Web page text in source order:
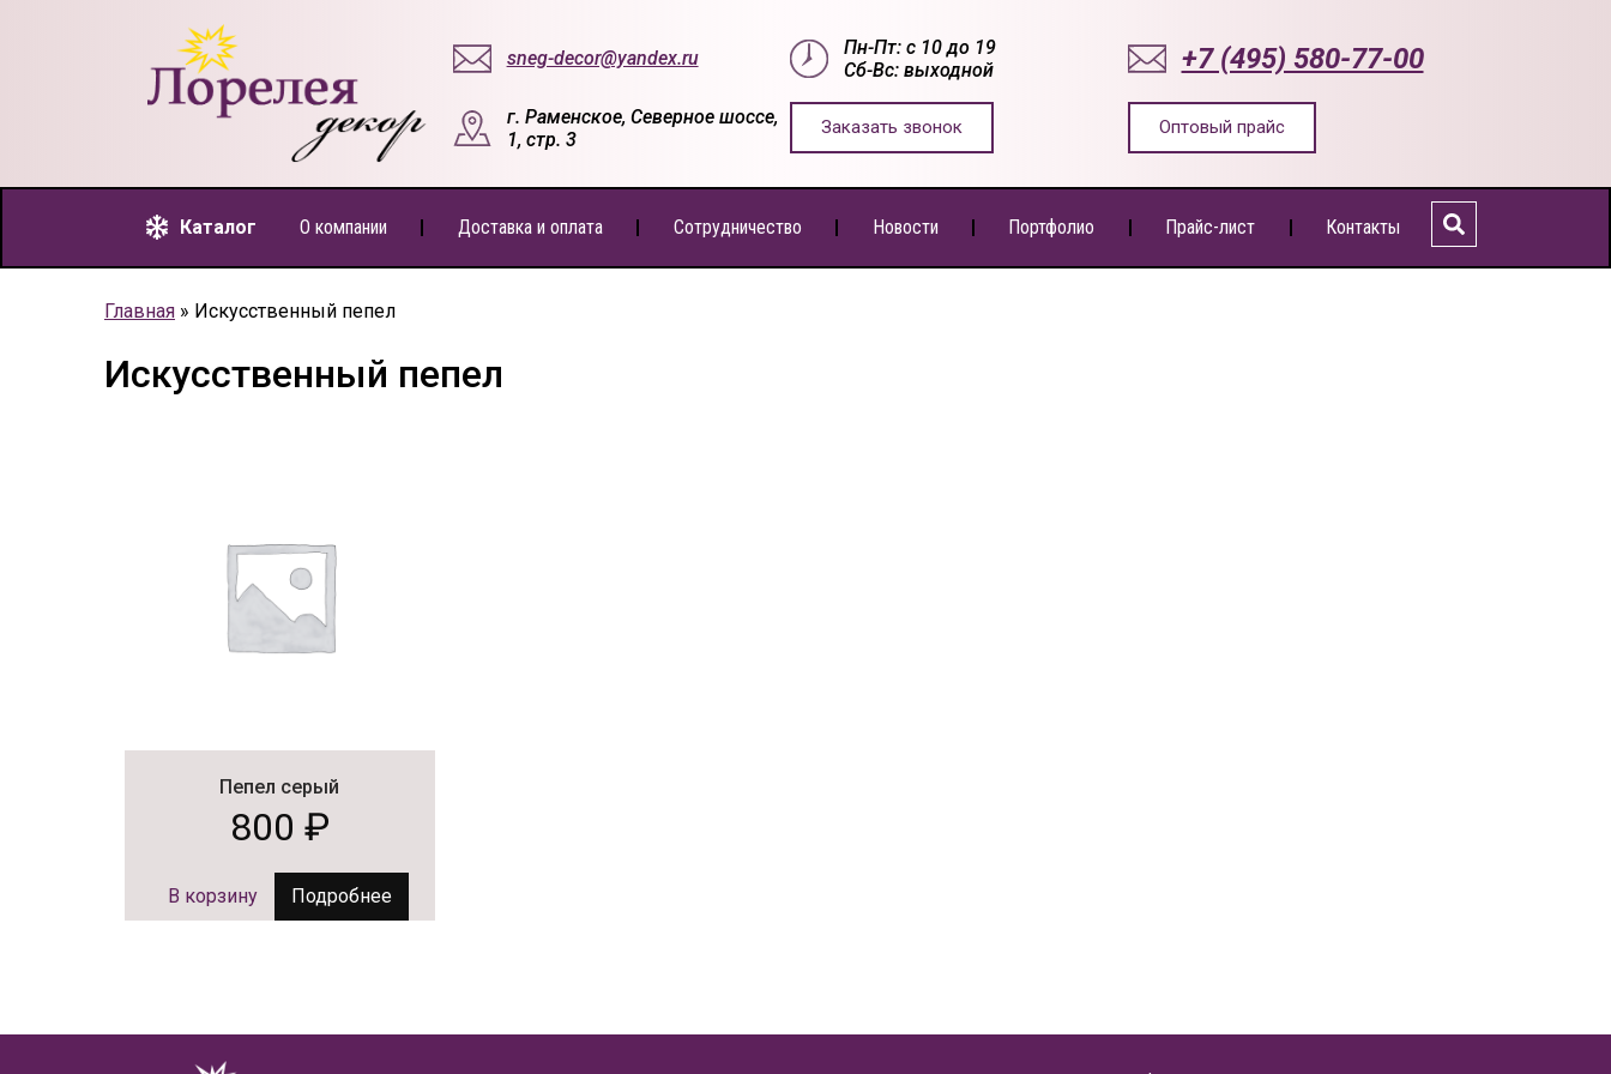
sneg-decor@yandex.ru
Пн-Пт: с 10 до 19
Сб-Вс: выходной
+7 (495) 580-77-00
г. Раменское, Северное шоссе,
1, стр. 3
Заказать звонок Оптовый прайс
Каталог О компании Доставка и оплата Сотрудничество Новости Портфолио Прайс-лист Контакты
Главная » Искусственный пепел
Искусственный пепел
Пепел серый
800 ₽
В корзину Подробнее